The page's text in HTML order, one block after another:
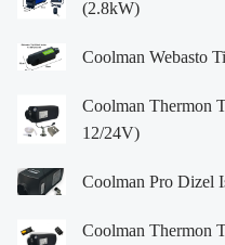
(2.8kW)
Coolman Webasto
Coolman Thermon
12/24V)
Coolman Pro Dizel
Coolman Thermon